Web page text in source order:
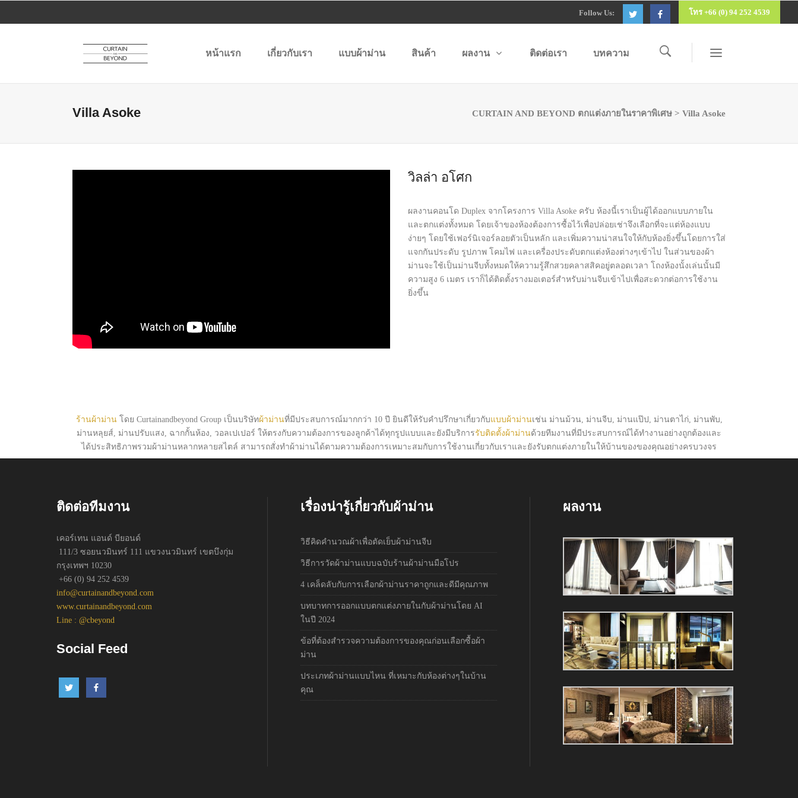
Follow Us: โทร +66 (0) 94 252 4539
หน้าแรก เกี่ยวกับเรา แบบผ้าม่าน สินค้า ผลงาน ติดต่อเรา บทความ
Villa Asoke CURTAIN AND BEYOND ตกแต่งภายในราคาพิเศษ > Villa Asoke
วิลล่า อโศก
ผลงานคอนโด Duplex จากโครงการ Villa Asoke ครับ ห้องนี้เราเป็นผู้ได้ออกแบบภายใน
และตกแต่งทั้งหมด โดยเจ้าของห้องต้องการซื้อไว้เพื่อปล่อยเช่าจึงเลือกที่จะแต่ห้องแบบ
ง่ายๆ โดยใช้เฟอร์นิเจอร์ลอยตัวเป็นหลัก และเพิ่มความน่าสนใจให้กับห้องยิ่งขึ้นโดยการใส่
แจกกันประดับ รูปภาพ โคมไฟ และเครื่องประดับตกแต่งห้องต่างๆเข้าไป ในส่วนของผ้า
ม่านจะใช้เป็นม่านจีบทั้งหมดให้ความรู้สึกสวยคลาสสิคอยู่ตลอดเวลา โถงห้องนั้งเล่นนั้นมี
ความสูง 6 เมตร เราก็ได้ติดตั้งรางมอเตอร์สำหรับม่านจีบเข้าไปเพื่อสะดวกต่อการใช้งาน
ยิ่งขึ้น
ร้านผ้าม่านโดย Curtainandbeyond Group เป็นบริษัทผ้าม่านที่มีประสบการณ์มากกว่า 10 ปี ยินดีให้รับคำปรึกษาเกี่ยวกับแบบผ้าม่านเช่น ม่านม้วน, ม่านจีบ, ม่านแป๊ป, ม่านตาไก่, ม่านพับ,
ม่านหลุยส์, ม่านปรับแสง, ฉากกั้นห้อง, วอลเปเปอร์ ให้ตรงกับความต้องการของลูกค้าได้ทุกรูปแบบและยังมีบริการรับติดตั้งผ้าม่านด้วยทีมงานที่มีประสบการณ์ได้ทำงานอย่างถูกต้องและ
ได้ประสิทธิภาพรวมผ้าม่านหลากหลายสไตล์ สามารถสั่งทำผ้าม่านได้ตามความต้องการเหมาะสมกับการใช้งานเกี่ยวกับเราและยังรับตกแต่งภายในให้บ้านของของคุณอย่างครบวงจร
ติดต่อทีมงาน
เคอร์เทน แอนด์ บียอนด์
111/3 ซอยนวมินทร์ 111 แขวงนวมินทร์ เขตบึงกุ่ม
กรุงเทพฯ 10230
+66 (0) 94 252 4539
info@curtainandbeyond.com
www.curtainandbeyond.com
Line : @cbeyond
Social Feed
เรื่องน่ารู้เกี่ยวกับผ้าม่าน
วิธีคิดคำนวณผ้าเพื่อตัดเย็บผ้าม่านจีบ
วิธีการวัดผ้าม่านแบบฉบับร้านผ้าม่านมือโปร
4 เคล็ดลับกับการเลือกผ้าม่านราคาถูกและดีมีคุณภาพ
บทบาทการออกแบบตกแต่งภายในกับผ้าม่านโดย AI
ในปี 2024
ข้อที่ต้องสำรวจความต้องการของคุณก่อนเลือกซื้อผ้า
ม่าน
ประเภทผ้าม่านแบบไหน ที่เหมาะกับห้องต่างๆในบ้าน
คุณ
ผลงาน